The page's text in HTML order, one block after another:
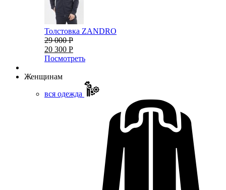
Толстовка ZANDRO
29 000 Р
20 300 Р
Посмотреть
Женщинам
вся одежда